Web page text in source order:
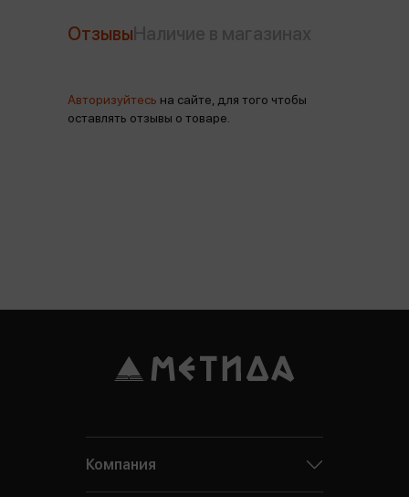
Отзывы
Авторизуйтесь на сайте, для того чтобы
оставлять отзывы о товаре.
Компания